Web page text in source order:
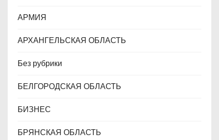
м
АРМИЯ
АРХАНГЕЛЬСКАЯ ОБЛАСТЬ
Без рубрики
БЕЛГОРОДСКАЯ ОБЛАСТЬ
БИЗНЕС
БРЯНСКАЯ ОБЛАСТЬ